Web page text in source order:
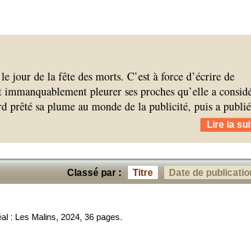
jour de la fête des morts. C’est à force d’écrire de
pleurer ses proches qu’elle a
prêté sa plume au monde de la publicité, puis a publié
Lire la
Classé par : Titre Date de
: Les Malins, 2024, 36 pages.